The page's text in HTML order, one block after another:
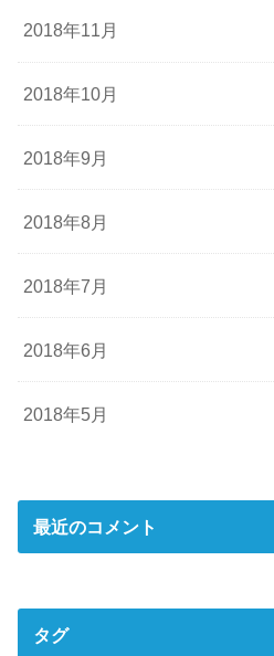
2018年11月
2018年10月
2018年9月
2018年8月
2018年7月
2018年6月
2018年5月
最近のコメント
タグ